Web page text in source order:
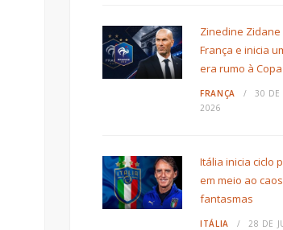
Zinedine
França e inicia
era rumo à
FRANÇA
30 DE
2026
Itália inicia ciclo
em meio ao
fantasmas
ITÁLIA
28 DE